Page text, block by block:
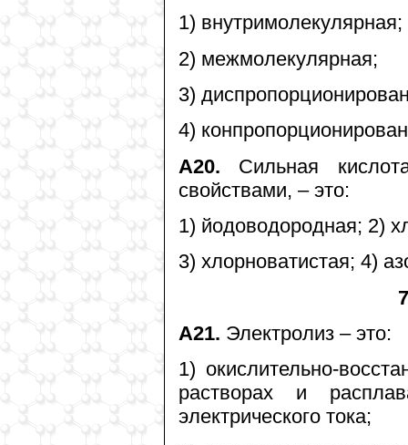
1) внутримолекулярная;
2) межмолекулярная;
3)
4)
А20. Сильная
свойствами, – это:
1) йодоводородная; 2)
3) хлорноватистая; 4)
А21. Электролиз – это:
1) окислительно-
растворах и
электрического тока;